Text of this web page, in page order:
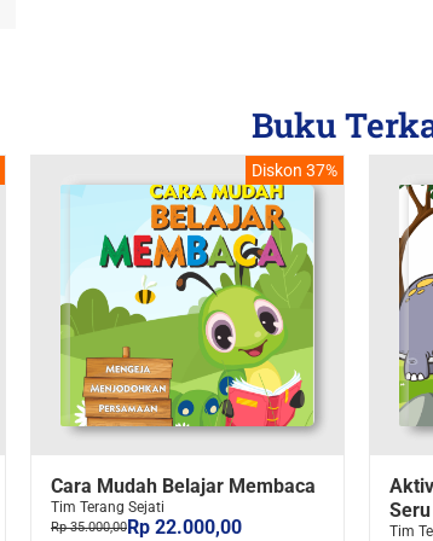
Buku
Diskon 37%
Cara Mudah Belajar Membaca
Tim Terang Sejati
Rp 35.000,00Rp 22.000,00
Seru
Tim